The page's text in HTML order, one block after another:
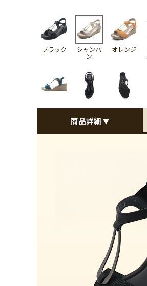
ブラック
シャンパ
ン
オレンジ
商品詳細 ▼